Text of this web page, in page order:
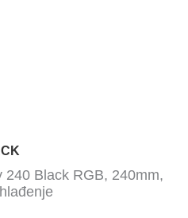
240 Black RGB, 240mm,